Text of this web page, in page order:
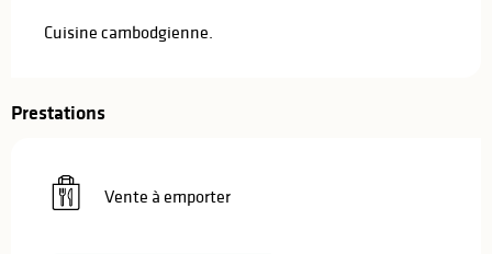
Cuisine cambodgienne.
Prestations
Vente à emporter